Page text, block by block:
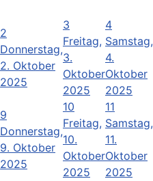
2
Donnerstag,
2. Oktober
2025
3
Freitag,
3.
Oktober
2025
4
Samstag,
4.
Oktober
2025
9
Donnerstag,
9. Oktober
2025
10
Freitag,
10.
Oktober
2025
11
Samstag,
11.
Oktober
2025